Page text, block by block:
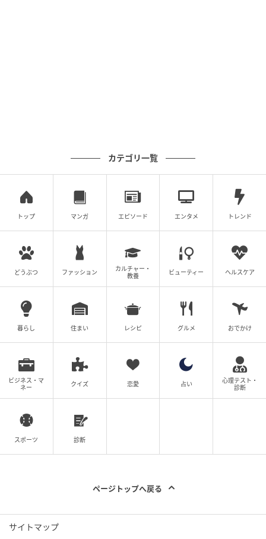
ベビーカレンダー
カテゴリ一覧
トップ マンガ エピソード エンタメ トレンド
どうぶつ ファッション
カルチャー・
教養
ビューティー ヘルスケア
暮らし 住まい レシピ グルメ おでかけ
ビジネス・マ
ネー
クイズ 恋愛 占い
心理テスト・
診断
スポーツ 診断
ページトップへ戻る
サイトマップ